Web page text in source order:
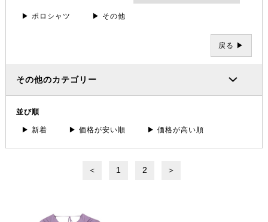
▶ ポロシャツ ▶ その他
戻る ▶
その他のカテゴリー
並び順
▶ 新着 ▶ 価格が安い順 ▶ 価格が高い順
＜ 1 2 ＞